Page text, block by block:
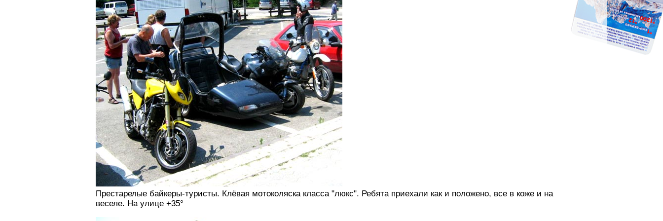
Престарелые байкеры-туристы. Клёвая мотоколяска класса "люкс". Ребята приехали как и положено, все в коже и на
веселе. На улице +35°